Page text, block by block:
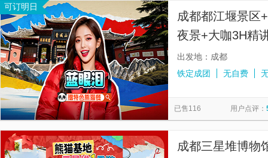
可订明日
成都都江堰景区
夜景+大咖3H精
场】
出发地：成都
铁定成团
无自费
已售116 用户点评：
成都三星堆博物